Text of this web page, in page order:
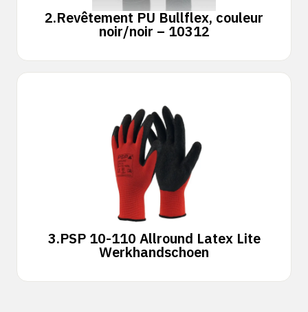
2.Revêtement PU Bullflex, couleur
noir/noir – 10312
3.PSP 10-110 Allround Latex Lite
Werkhandschoen